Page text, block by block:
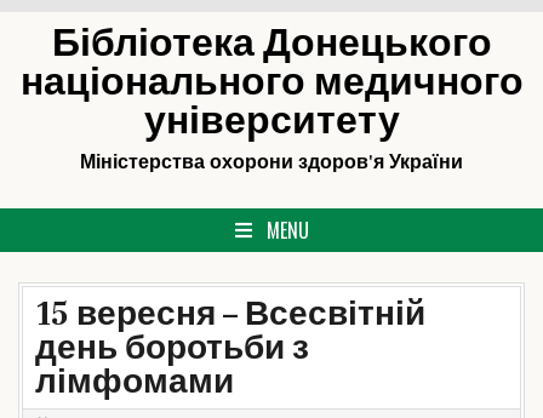
content
Бібліотека Донецького
національного медичного
університету
Міністерства охорони здоров'я України
MENU
15 вересня – Всесвітній
день боротьби з
лімфомами